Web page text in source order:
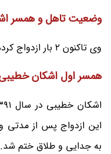
وضعیت تاهل و همسر
وی تاکنون ۲ بار ازدواج کرده است.
همسر اول اشکان
به جدایی و طلاق ختم شد.